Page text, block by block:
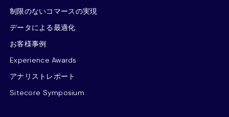
制限のないコマースの実現
データによる最適化
お客様事例
Experience Awards
アナリストレポート
Sitecore Symposium